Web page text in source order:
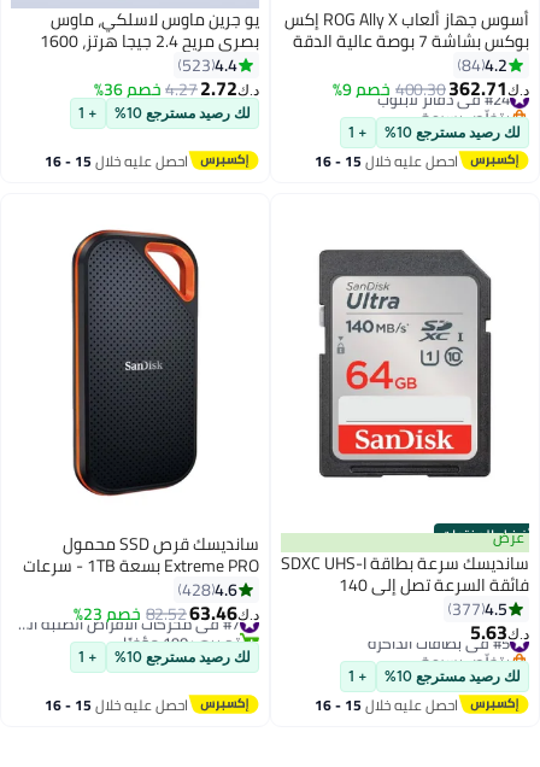
أسوس جهاز ألعاب ROG Ally X إكس
بوكس ​​بشاشة 7 بوصة عالية الدقة
هرتز، معالج AMD Ryzen Z2
بسعة 1 تيرابايت، بطاقة رسومات
AMD Radeon، نظام تشغيل ويندوز
أسود الإنجليزية/العربية
4.2
84
د.ك‏362.71
400.30خصم 9% #24 في دفاتر لابتوب
بتخلّص بسرعة
#24 في دفاتر لابتوب
لك رصيد مسترجع 10% + 1
احصل عليه خلال 15 - 16
يو جرين ماوس لاسلكي، ماوس
بصري مريح 2.4 جيجا هرتز، 1600
البوصة قابلة للتعديل، 5 أزرار، ماوس
كمبيوتر USB بنقرة صامتة لأجهزة
الكمبيوتر المحمولة وأجهزة
الكمبيوتر الشخصية وأجهزة
Chromebook وأجهزة الكمبيوتر
4.4
523
د.ك‏2.72
4.27خصم 36%
لك رصيد مسترجع 10% + 1
احصل عليه خلال 15 - 16
أفضل المنتجات
عرض
سانديسك سرعة بطاقة SDXC UHS-I
فائقة السرعة تصل إلى 140
ميجابايت/ثانية
4.5
377
د.ك‏5.63
#5 في بطاقات الذاكرة
بتخلّص بسرعة
#5 في بطاقات الذاكرة
لك رصيد مسترجع 10% + 1
احصل عليه خلال 15 - 16
سانديسك قرص SSD محمول
Extreme PRO بسعة 1TB - سرعات
قراءة/كتابة تصل إلى 2000MB/s،
USB 3.2 Gen 2x2 -SDSSDE81-
1T00-G25
4.6
428
د.ك‏63.46
82.52خصم 23%
تم بيع +190 مؤخرًا
لك رصيد مسترجع 10% + 1
احصل عليه خلال 15 - 16